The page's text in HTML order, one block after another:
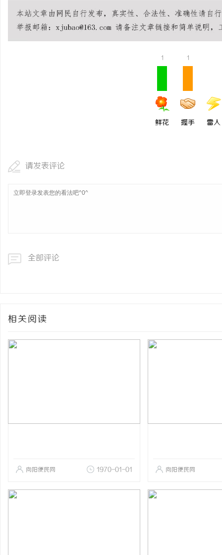
1
鲜花
1
握手 雷人
请发表评论
全部评论
相关阅读
向阳便民网 1970-01-01 向阳便民网
150纯树脂细粉：创新材料的未来 武汉配眼镜 上海配眼镜